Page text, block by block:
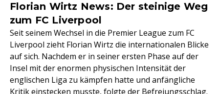
Florian Wirtz News: Der steinige Weg
zum FC Liverpool
Seit seinem Wechsel in die Premier League zum FC
Liverpool zieht Florian Wirtz die internationalen Blicke
auf sich. Nachdem er in seiner ersten Phase auf der
Insel mit der enormen physischen Intensität der
englischen Liga zu kämpfen hatte und anfängliche
Kritik einstecken musste, folgte der Befreiungsschlag.